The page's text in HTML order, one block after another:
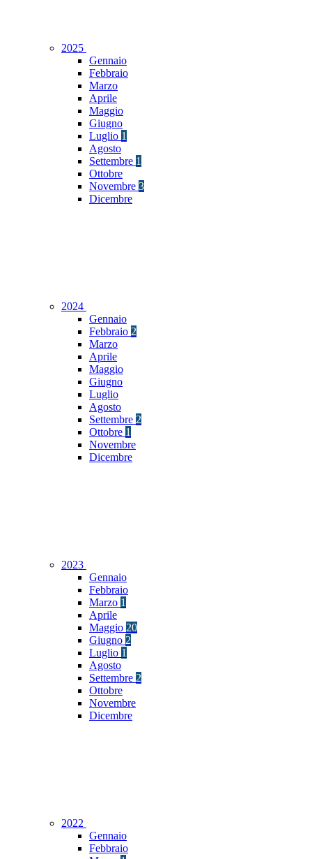
2025
Gennaio
Febbraio
Marzo
Aprile
Maggio
Giugno
Luglio 1
Agosto
Settembre 1
Ottobre
Novembre 3
Dicembre
2024
Gennaio
Febbraio 2
Marzo
Aprile
Maggio
Giugno
Luglio
Agosto
Settembre 2
Ottobre 1
Novembre
Dicembre
2023
Gennaio
Febbraio
Marzo 1
Aprile
Maggio 20
Giugno 2
Luglio 1
Agosto
Settembre 2
Ottobre
Novembre
Dicembre
2022
Gennaio
Febbraio